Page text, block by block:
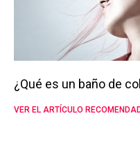
¿Qué es un baño de
VER EL ARTÍCULO